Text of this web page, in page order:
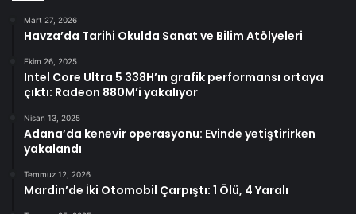
Mart 27, 2026
Havza’da Tarihi Okulda Sanat ve Bilim Atölyeleri
Ekim 26, 2025
Intel Core Ultra 5 338H’ın grafik performansı ortaya
çıktı: Radeon 880M’i yakalıyor
Nisan 13, 2025
Adana’da kenevir operasyonu: Evinde yetiştirirken
yakalandı
Temmuz 12, 2026
Mardin’de İki Otomobil Çarpıştı: 1 Ölü, 4 Yaralı